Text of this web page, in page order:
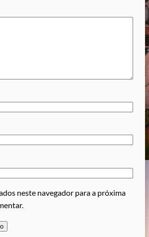
neste navegador para a próxima